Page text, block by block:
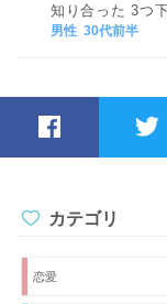
知り合った 3つ
もなくはないの
えてください。
男性 30代前半
カテゴリ
恋愛